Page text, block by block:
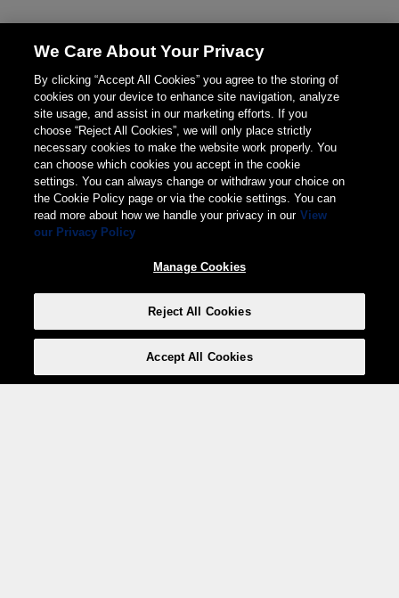
We Care About Your Privacy
By clicking “Accept All Cookies” you agree to the storing of
cookies on your device to enhance site navigation, analyze
site usage, and assist in our marketing efforts. If you
choose “Reject All Cookies”, we will only place strictly
necessary cookies to make the website work properly. You
can choose which cookies you accept in the cookie
settings. You can always change or withdraw your choice on
the Cookie Policy page or via the cookie settings. You can
read more about how we handle your privacy in our View
our Privacy Policy
Manage Cookies
Reject All Cookies
Accept All Cookies